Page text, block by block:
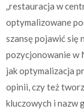
„restauracja w
optymalizowane
szansę pojawić się
pozycjonowanie w
jak optymalizacja
opinii, czy też
kluczowych i nazw